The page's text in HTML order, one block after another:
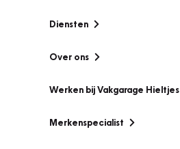
Diensten
Over ons
Werken bij Vakgarage Hieltjes
Merkenspecialist